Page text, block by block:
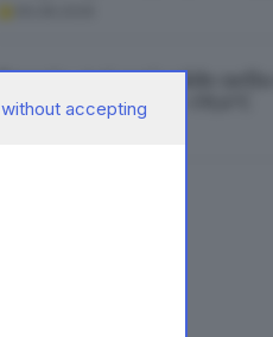
mai così caldo nella
toccato il record di +39,4°C
accepting